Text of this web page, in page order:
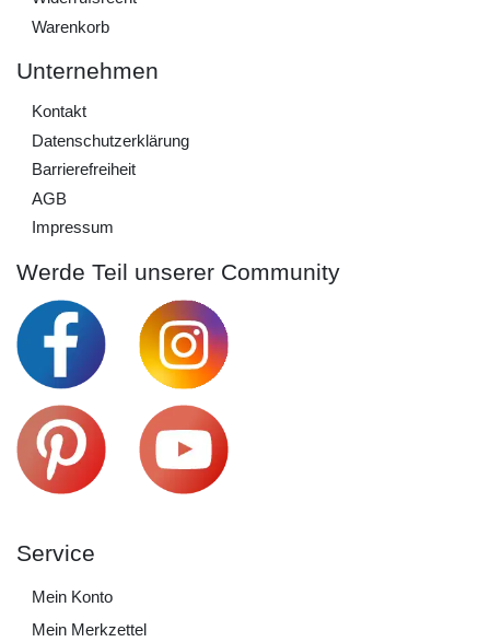
Warenkorb
Unternehmen
Kontakt
Daten­schutz­erklärung
Barrierefreiheit
AGB
Impressum
Werde Teil unserer Community
Service
Mein Konto
Mein Merkzettel